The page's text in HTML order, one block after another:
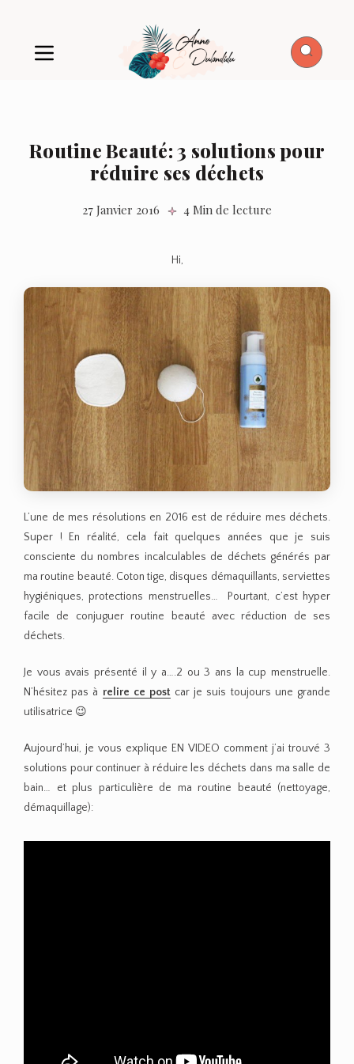
Routine Beauté: 3 solutions pour
réduire ses déchets
27 Janvier 2016 4 Min de lecture
Hi,
L’une de mes résolutions en 2016 est de réduire mes déchets.
Super ! En réalité, cela fait quelques années que je suis
consciente du nombres incalculables de déchets générés par
ma routine beauté. Coton tige, disques démaquillants, serviettes
hygiéniques, protections menstruelles… Pourtant, c’est hyper
facile de conjuguer routine beauté avec réduction de ses
déchets.
Je vous avais présenté il y a….2 ou 3 ans la cup menstruelle.
N’hésitez pas à relire ce post car je suis toujours une grande
utilisatrice 😉
Aujourd’hui, je vous explique EN VIDEO comment j’ai trouvé 3
solutions pour continuer à réduire les déchets dans ma salle de
bain… et plus particulière de ma routine beauté (nettoyage,
démaquillage):